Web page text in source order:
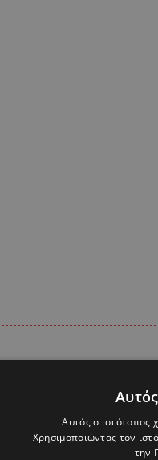
τη σεζόν 2019/20, ο
την
στη
22 η ιστορική
για πρώτη φορά
Αυτός ο ιστότοπος
Χρησιμοποιώντας τον
την